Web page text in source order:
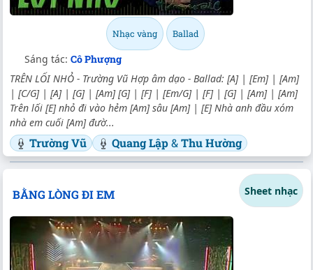
Nhạc vàng Ballad
Sáng tác: Cô Phượng
TRÊN LỐI NHỎ - Trường Vũ Hợp âm dạo - Ballad: [A] | [Em] | [Am]
| [C/G] | [A] | [G] | [Am] [G] | [F] | [Em/G] | [F] | [G] | [Am] | [Am]
Trên lối [E] nhỏ đi vào hẻm [Am] sâu [Am] | [E] Nhà anh đầu xóm
nhà em cuối [Am] đườ...
Trường Vũ Quang Lập&Thu Hường
BẰNG LÒNG ĐI EM Sheet nhạc